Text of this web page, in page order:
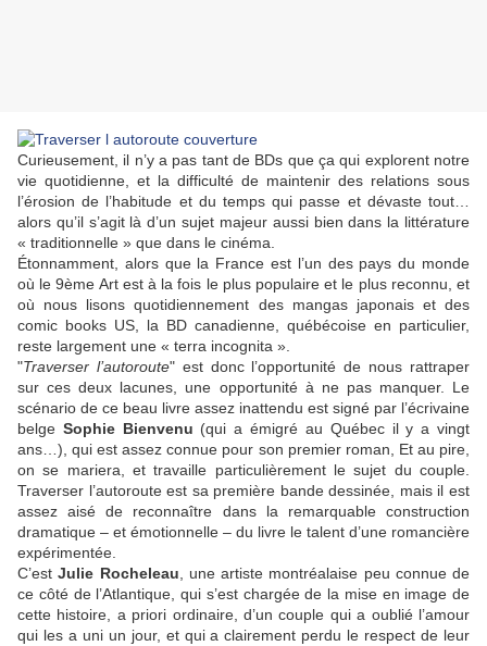
Curieusement, il n’y a pas tant de BDs que ça qui explorent notre
vie quotidienne, et la difficulté de maintenir des relations sous
l’érosion de l’habitude et du temps qui passe et dévaste tout…
alors qu’il s’agit là d’un sujet majeur aussi bien dans la littérature
« traditionnelle » que dans le cinéma.
Étonnamment, alors que la France est l’un des pays du monde
où le 9ème Art est à la fois le plus populaire et le plus reconnu, et
où nous lisons quotidiennement des mangas japonais et des
comic books US, la BD canadienne, québécoise en particulier,
reste largement une « terra incognita ».
"Traverser l’autoroute" est donc l’opportunité de nous rattraper
sur ces deux lacunes, une opportunité à ne pas manquer. Le
scénario de ce beau livre assez inattendu est signé par l’écrivaine
belge Sophie Bienvenu (qui a émigré au Québec il y a vingt
ans…), qui est assez connue pour son premier roman, Et au pire,
on se mariera, et travaille particulièrement le sujet du couple.
Traverser l’autoroute est sa première bande dessinée, mais il est
assez aisé de reconnaître dans la remarquable construction
dramatique – et émotionnelle – du livre le talent d’une romancière
expérimentée.
C’estJulie Rocheleau , une artiste montréalaise peu connue de
ce côté de l’Atlantique, qui s’est chargée de la mise en image de
cette histoire, a priori ordinaire, d’un couple qui a oublié l’amour
qui les a uni un jour, et qui a clairement perdu le respect de leur